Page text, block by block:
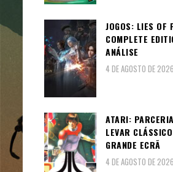
JOGOS: LIES OF
COMPLETE
ANÁLISE
4 DE AGOSTO DE 2026
ATARI:
LEVAR
GRANDE ECRÃ
4 DE AGOSTO DE 2026